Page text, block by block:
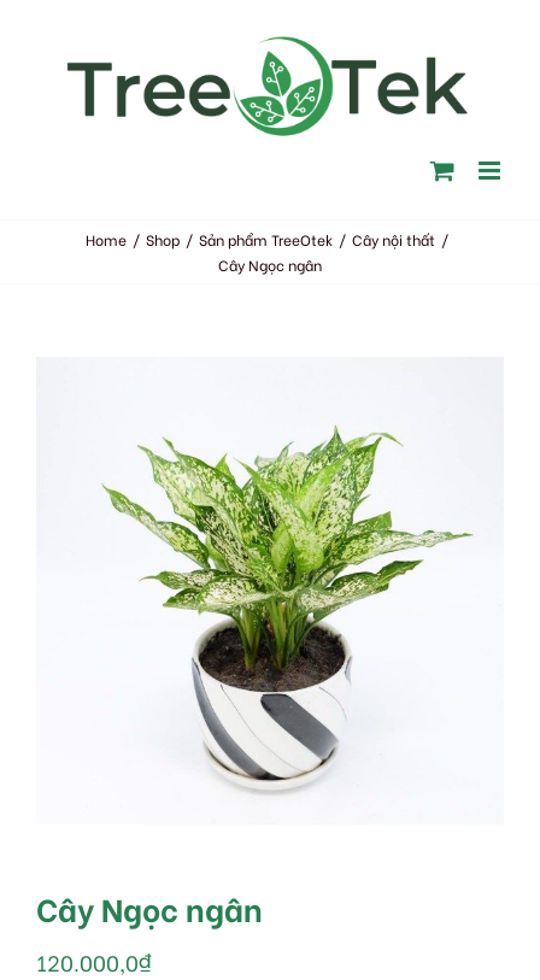
Home / Shop / Sản phẩm TreeOtek / Cây nội thất /
Cây Ngọc ngân
Cây Ngọc ngân
120.000,0₫